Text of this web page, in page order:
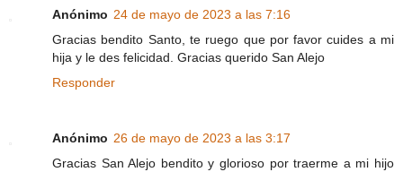
Anónimo 24 de mayo de 2023 a las 7:16
Gracias bendito Santo, te ruego que por favor cuides a mi
hija y le des felicidad. Gracias querido San Alejo
Responder
Anónimo 26 de mayo de 2023 a las 3:17
Gracias San Alejo bendito y glorioso por traerme a mi hijo